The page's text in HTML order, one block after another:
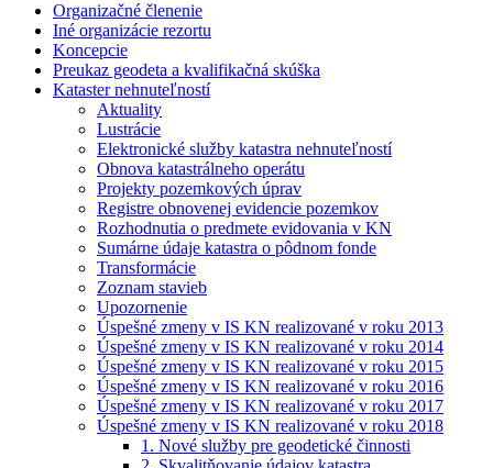
Organizačné členenie
Iné organizácie rezortu
Koncepcie
Preukaz geodeta a kvalifikačná skúška
Kataster nehnuteľností
Aktuality
Lustrácie
Elektronické služby katastra nehnuteľností
Obnova katastrálneho operátu
Projekty pozemkových úprav
Registre obnovenej evidencie pozemkov
Rozhodnutia o predmete evidovania v KN
Sumárne údaje katastra o pôdnom fonde
Transformácie
Zoznam stavieb
Upozornenie
Úspešné zmeny v IS KN realizované v roku 2013
Úspešné zmeny v IS KN realizované v roku 2014
Úspešné zmeny v IS KN realizované v roku 2015
Úspešné zmeny v IS KN realizované v roku 2016
Úspešné zmeny v IS KN realizované v roku 2017
Úspešné zmeny v IS KN realizované v roku 2018
1. Nové služby pre geodetické činnosti